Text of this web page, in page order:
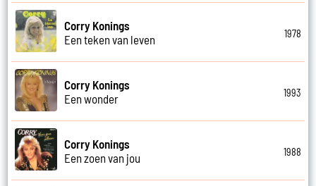
Corry Konings
Een teken van leven
1978
Corry Konings
Een wonder
1993
Corry Konings
Een zoen van jou
1988